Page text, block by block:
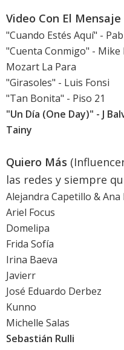
Video Con El
"Cuando Estés Aquí" -
"Cuenta Conmigo" - Mike
Mozart La Para
"Girasoles" - Luis Fonsi
"Tan Bonita" - Piso 21
"Un Día (One Day)" - J
Tainy
Quiero Más
las redes y siempre
Alejandra Capetillo & Ana
Ariel Focus
Domelipa
Frida Sofía
Irina Baeva
Javierr
José Eduardo Derbez
Kunno
Michelle Salas
Sebastián Rulli